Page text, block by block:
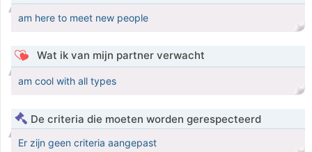
am here to meet new people
Wat ik van mijn partner verwacht
am cool with all types
De criteria die moeten worden gerespecteerd
Er zijn geen criteria aangepast